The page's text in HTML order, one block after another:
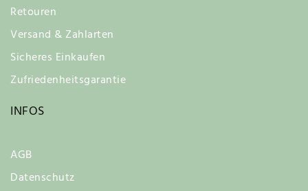
Retouren
Versand & Zahlarten
Sicheres Einkaufen
Zufriedenheitsgarantie
INFOS
AGB
Datenschutz